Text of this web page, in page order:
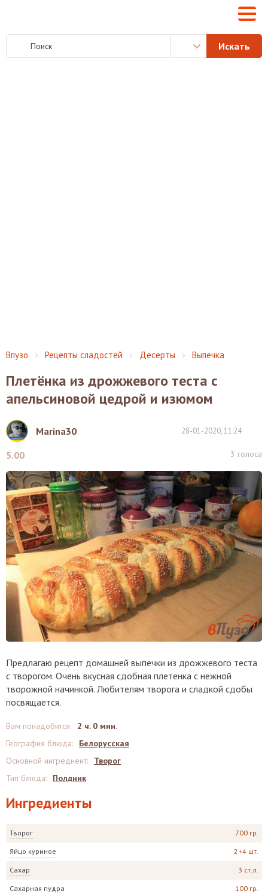
Впузо Рецепты сладостей Десерты Выпечка
Плетёнка из дрожжевого теста с
апельсиновой цедрой и изюмом
Marina30 28-01-2020, 11:24
5.00 3 голоса
Предлагаю рецепт домашней выпечки из дрожжевого теста
с творогом. Очень вкусная сдобная плетенка с нежной
творожной начинкой. Любителям творога и сладкой сдобы
посвящается.
Ингредиенты
Творог 700 гр.
Яйцо куриное 2+4 шт.
Сахар 3 ст.л.
Сахарная пудра 100 гр.
Вам понадобится:
2 ч. 0 мин.
География блюда:
Белорусская
Основной ингредиент:
Творог
Тип блюда: Полдник